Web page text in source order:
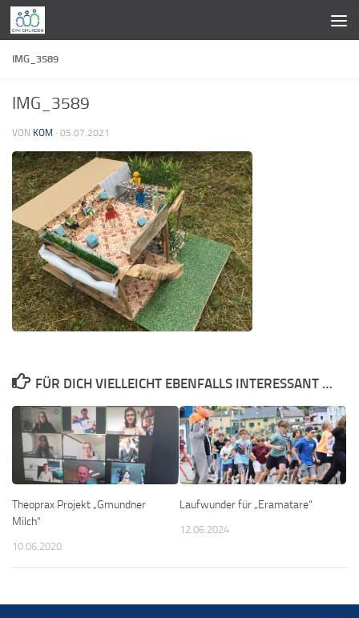
Zum Inhalt springen
IMG_3589
IMG_3589
VON KOM · 05.07.2021
FÜR DICH VIELLEICHT EBENFALLS INTERESSANT …
Theoprax Projekt „Gmundner
Milch“
10.06.2020
Laufwunder für „Eramatare“
12.06.2024